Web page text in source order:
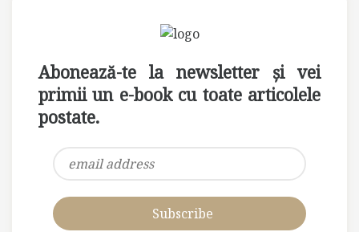
Abonează-te la newsletter și vei
primii un e-book cu toate articolele
postate.